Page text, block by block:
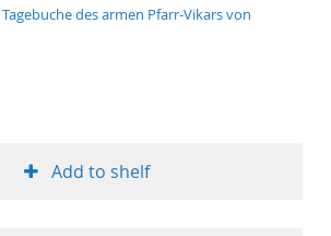
des armen Pfarr-Vikars von
Add to shelf